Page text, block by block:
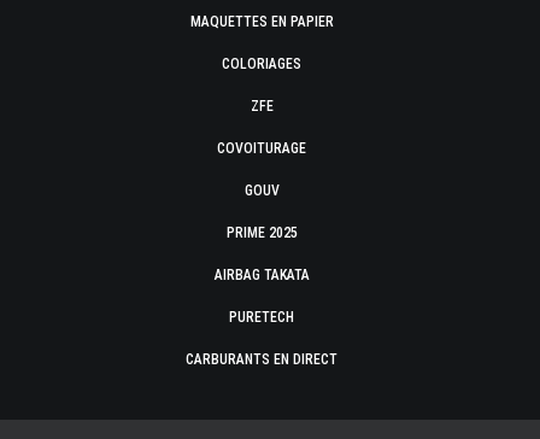
MAQUETTES EN PAPIER
COLORIAGES
ZFE
COVOITURAGE
GOUV
PRIME 2025
AIRBAG TAKATA
PURETECH
CARBURANTS EN DIRECT